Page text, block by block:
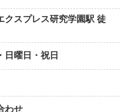
クスプレス研究学園駅 徒
日曜日・祝日
わせ